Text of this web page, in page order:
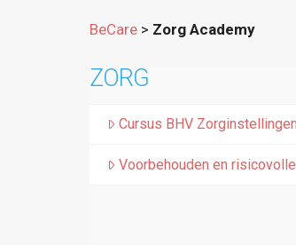
BeCare> Zorg Academy
ZORG
Cursus BHV Zorginstellingen
Voorbehouden en